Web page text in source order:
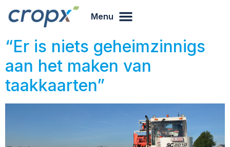
Menu
“Er is niets geheimzinnigs
aan het maken van
taakkaarten”